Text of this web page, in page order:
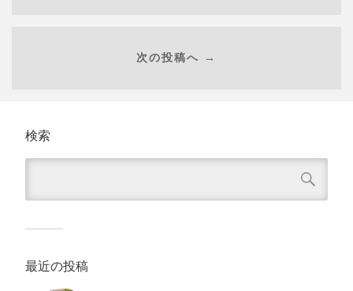
次の投稿へ →
検索
最近の投稿